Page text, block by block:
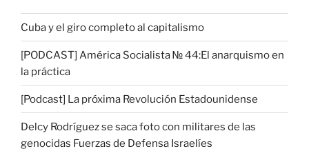
Cuba y el giro completo al capitalismo
[PODCAST] América Socialista № 44:El anarquismo en
la práctica
[Podcast] La próxima Revolución Estadounidense
Delcy Rodríguez se saca foto con militares de las
genocidas Fuerzas de Defensa Israelíes